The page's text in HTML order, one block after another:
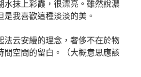
水抹上彩霞，很漂亮。雖然說濃
是我喜歡這種淡淡的美。
法云安縵的理念，奢侈不在於物
間空間的留白。（大概意思應該